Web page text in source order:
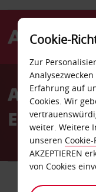
Avis
Cookie-
Zur
Erfahrung auf
Cookies. Wir
weiter. Weitere
unseren
AKZEPTIEREN
von Cookies